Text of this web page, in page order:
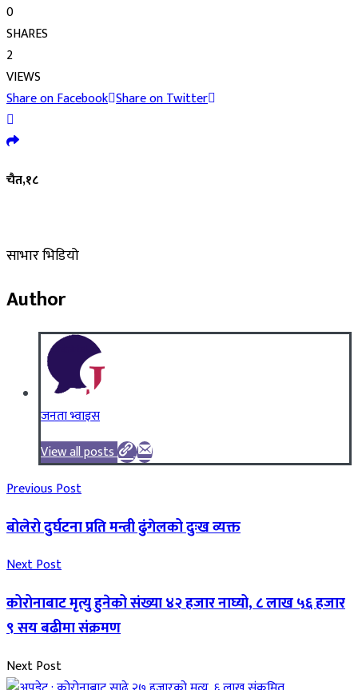
0
SHARES
2
VIEWS
Share on Facebook Share on Twitter
चैत,१८
साभार भिडियो
Author
जनता भ्वाइस
View all posts
Previous Post
बोलेरो दुर्घटना प्रति मन्त्री ढुंगेलको दुःख व्यक्त
Next Post
कोरोनाबाट मृत्यु हुनेको संख्या ४२ हजार नाघ्यो, ८ लाख ५६ हजार
९ सय बढीमा संक्रमण
Next Post